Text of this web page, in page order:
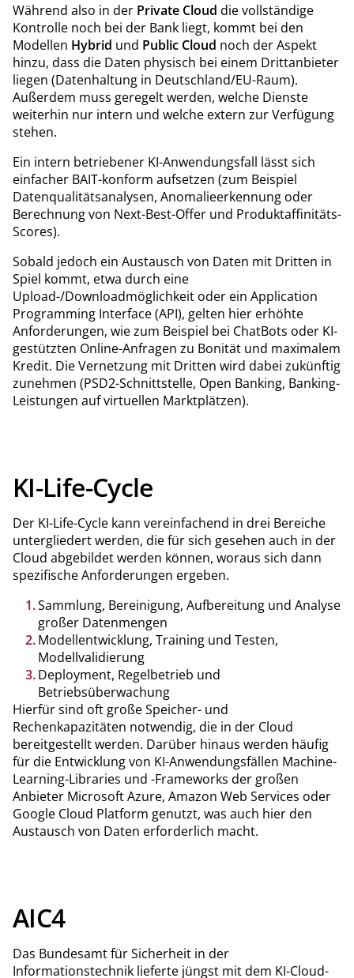
Während also in der Private Cloud die vollständige
Kontrolle noch bei der Bank liegt, kommt bei den
Modellen Hybrid und Public Cloud noch der Aspekt
hinzu, dass die Daten physisch bei einem Drittanbieter
liegen (Datenhaltung in Deutschland/EU-Raum).
Außerdem muss geregelt werden, welche Dienste
weiterhin nur intern und welche extern zur Verfügung
stehen.
Ein intern betriebener KI-Anwendungsfall lässt sich
einfacher BAIT-konform aufsetzen (zum Beispiel
Datenqualitätsanalysen, Anomalieerkennung oder
Berechnung von Next-Best-Offer und Produktaffinitäts-
Scores).
Sobald jedoch ein Austausch von Daten mit Dritten in
Spiel kommt, etwa durch eine
Upload-/Downloadmöglichkeit oder ein Application
Programming Interface (API), gelten hier erhöhte
Anforderungen, wie zum Beispiel bei ChatBots oder KI-
gestützten Online-Anfragen zu Bonität und maximalem
Kredit. Die Vernetzung mit Dritten wird dabei zukünftig
zunehmen (PSD2-Schnittstelle, Open Banking, Banking-
Leistungen auf virtuellen Marktplätzen).
KI-Life-Cycle
Der KI-Life-Cycle kann vereinfachend in drei Bereiche
untergliedert werden, die für sich gesehen auch in der
Cloud abgebildet werden können, woraus sich dann
spezifische Anforderungen ergeben.
Sammlung, Bereinigung, Aufbereitung und Analyse
großer Datenmengen
Modellentwicklung, Training und Testen,
Modellvalidierung
Deployment, Regelbetrieb und
Betriebsüberwachung
Hierfür sind oft große Speicher- und
Rechenkapazitäten notwendig, die in der Cloud
bereitgestellt werden. Darüber hinaus werden häufig
für die Entwicklung von KI-Anwendungsfällen Machine-
Learning-Libraries und -Frameworks der großen
Anbieter Microsoft Azure, Amazon Web Services oder
Google Cloud Platform genutzt, was auch hier den
Austausch von Daten erforderlich macht.
AIC4
Das Bundesamt für Sicherheit in der
Informationstechnik lieferte jüngst mit dem KI-Cloud-